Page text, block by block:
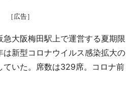
［広告］
大阪梅田駅上で運営する夏期限
は新型コロナウイルス感染拡大の
ていた。席数は329席。コロナ前